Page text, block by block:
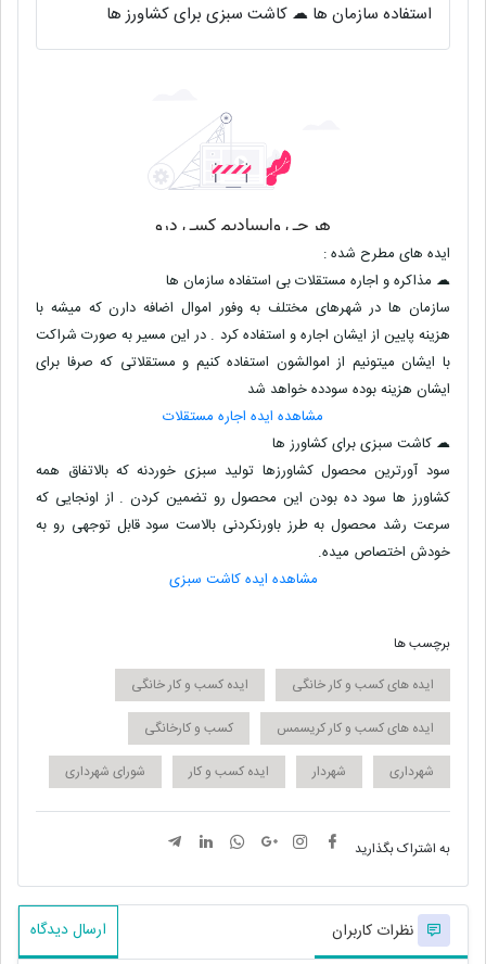
استفاده سازمان ها ☁ کاشت سبزی برای کشاورز ها
ایده های مطرح شده :
☁ مذاکره و اجاره مستقلات بی استفاده سازمان ها
سازمان ها در شهرهای مختلف به وفور اموال اضافه دارن که میشه با
هزینه پایین از ایشان اجاره و استفاده کرد . در این مسیر به صورت شراکت
با ایشان میتونیم از اموالشون استفاده کنیم و مستقلاتی که صرفا برای
ایشان هزینه بوده سودده خواهد شد
مشاهده ایده اجاره مستقلات
☁ کاشت سبزی برای کشاورز ها
سود آورترین محصول کشاورزها تولید سبزی خوردنه که بالاتفاق همه
کشاورز ها سود ده بودن این محصول رو تضمین کردن . از اونجایی که
سرعت رشد محصول به طرز باورنکردنی بالاست سود قابل توجهی رو به
خودش اختصاص میده.
مشاهده ایده کاشت سبزی
برچسب ها
ایده های کسب و کار خانگی
ایده کسب و کار خانگی
ایده های کسب و کار کریسمس
کسب و کارخانگی
شهرداری
شهردار ایده کسب و کار شورای شهرداری
به اشتراک بگذارید
نظرات کاربران ارسال دیدگاه